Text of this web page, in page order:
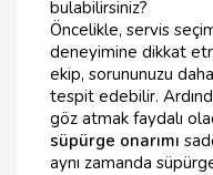
bulabilirsiniz?
Öncelikle, servis
deneyimine dikkat
ekip, sorununuzu
tespit edebilir.
göz atmak faydalı
süpürge onarımı
aynı zamanda